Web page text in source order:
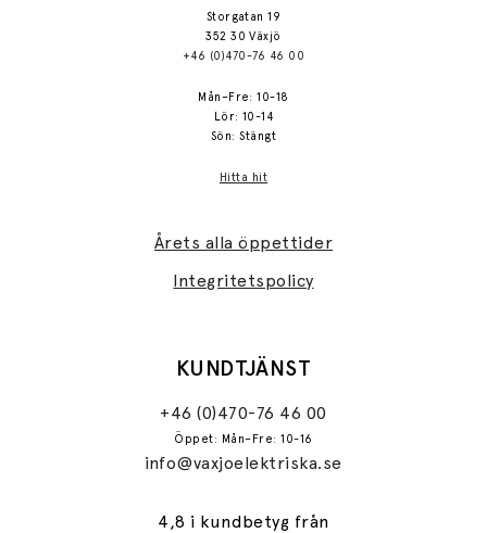
Storgatan 19
352 30 Växjö
+46 (0)470-76 46 00
Mån–Fre: 10-18
Lör: 10-14
Sön: Stängt
Hitta hit
Årets alla öppettider
Integritetspolicy
KUNDTJÄNST
+46 (0)470-76 46 00
Öppet: Mån–Fre: 10-16
info@vaxjoelektriska.se
4,8 i kundbetyg från